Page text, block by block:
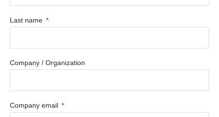
Last name
Company / Organization
Company email